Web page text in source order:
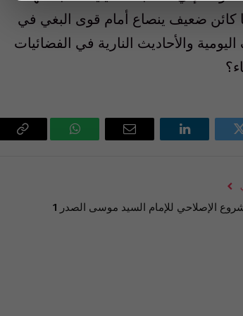
كائن‏ ‏ضعيف ينصاع‏ ‏أمام‏ ‏قوى‏ ‏البغي‏ ‏في‏
‏والأحاديث‏ ‏النارية‏ ‏في‏ ‏الفضائيات‏
تويتر لينكدإن
البريد
واتساب
الإصلاحي للإمام السيد موسى الصدر 1